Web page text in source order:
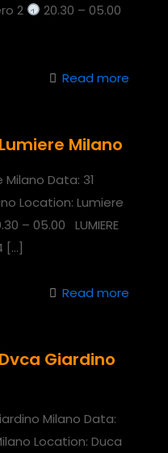
2
20.30 – 05.00
Read more
Milano
Data: 31
Location: Lumiere
– 05.00 LUMIERE
[…]
Read more
Giardino
Milano Data:
Location: Duca